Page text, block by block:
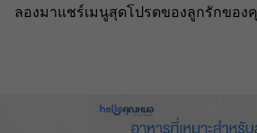
ลองมาแชร์เมนูสุดโปรดของลูกรักขอ